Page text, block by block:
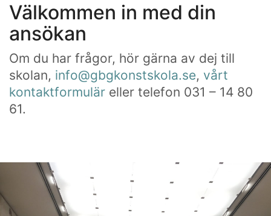
Välkommen in med din
ansökan
Om du har frågor, hör gärna av dej till
skolan, info@gbgkonstskola.se, vårt
kontaktformulär eller telefon 031 – 14 80
61.
Som en bra konstskola värnar vi om kreativ
subjektivitet.
Ett eget konstnärlig språk ger kraftfulla verktyg att
själv påverka framtiden.
Första Långgatan 10,
413 03 Göteborg, Sweden